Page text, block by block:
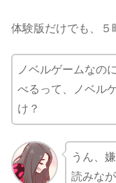
体験版だけでも、５
ノベルゲームなの
べるって、ノベル
け？
うん、
読みな